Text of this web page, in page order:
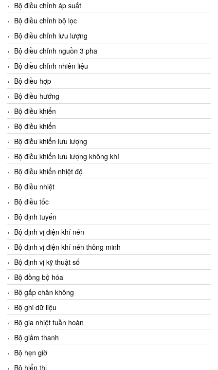
Bộ điều chỉnh áp suất
Bộ điều chỉnh bộ lọc
Bộ điều chỉnh lưu lượng
Bộ điều chỉnh nguồn 3 pha
Bộ điều chỉnh nhiên liệu
Bộ điều hợp
Bộ điều hướng
Bộ điều khiển
Bộ điều khiển
Bộ điều khiển lưu lượng
Bộ điều khiển lưu lượng không khí
Bộ điều khiển nhiệt độ
Bộ điều nhiệt
Bộ điều tốc
Bộ định tuyến
Bộ định vị điện khí nén
Bộ định vị điện khí nén thông minh
Bộ định vị kỹ thuật số
Bộ đồng bộ hóa
Bộ gấp chân không
Bộ ghi dữ liệu
Bộ gia nhiệt tuần hoàn
Bộ giảm thanh
Bộ hẹn giờ
Bộ hiển thị